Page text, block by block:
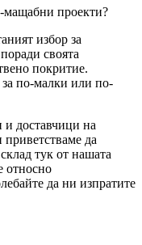
мащабни проекти?
избор за
своята
покритие.
по-малки или по-
и доставчици на
да
тук от нашата
относно
да ни изпратите